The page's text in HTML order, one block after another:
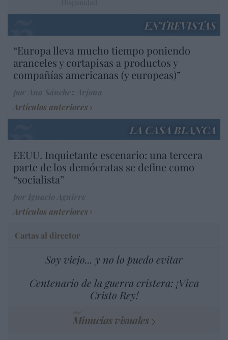
ENTREVISTAS
“Europa lleva mucho tiempo poniendo
aranceles y cortapisas a productos y
compañías americanas (y europeas)”
Artículos anteriores
LA CASA BLANCA
EEUU. Inquietante escenario: una tercera
parte de los demócratas se define como
“socialista”
Artículos anteriores
Cartas al director
Soy viejo... y no lo puedo evitar
Centenario de la guerra cristera: ¡Viva
Cristo Rey!
Minucias visuales